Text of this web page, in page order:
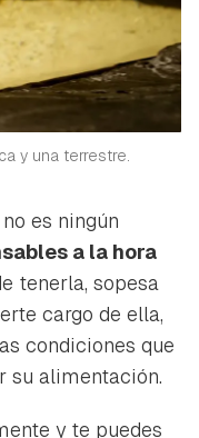
y una terrestre.
es ningún
a la hora
tenerla, sopesa
cargo de ella,
condiciones que
su alimentación.
y te puedes